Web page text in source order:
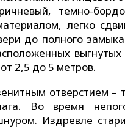
темно-
легко
до полного
2,5 до 5 метров.
отверстием –
Во время
Издревле